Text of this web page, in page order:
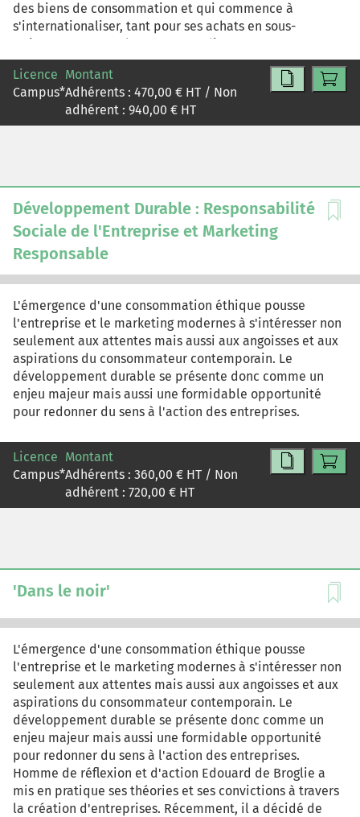
des biens de consommation et qui commence à
s'internationaliser, tant pour ses achats en sous-
traitance que pour les ventes en direct ou par
l'intermédiaire de distributeurs.
Licence
Campus*
Montant
Adhérents : 470,00 € HT / Non
adhérent : 940,00 € HT
Développement Durable : Responsabilité
Sociale de l'Entreprise et Marketing
Responsable
L'émergence d'une consommation éthique pousse
l'entreprise et le marketing modernes à s'intéresser non
seulement aux attentes mais aussi aux angoisses et aux
aspirations du consommateur contemporain. Le
développement durable se présente donc comme un
enjeu majeur mais aussi une formidable opportunité
pour redonner du sens à l'action des entreprises.
Licence
Campus*
Montant
Adhérents : 360,00 € HT / Non
adhérent : 720,00 € HT
'Dans le noir'
L'émergence d'une consommation éthique pousse
l'entreprise et le marketing modernes à s'intéresser non
seulement aux attentes mais aussi aux angoisses et aux
aspirations du consommateur contemporain. Le
développement durable se présente donc comme un
enjeu majeur mais aussi une formidable opportunité
pour redonner du sens à l'action des entreprises.
Homme de réflexion et d'action Edouard de Broglie a
mis en pratique ses théories et ses convictions à travers
la création d'entreprises. Récemment, il a décidé de